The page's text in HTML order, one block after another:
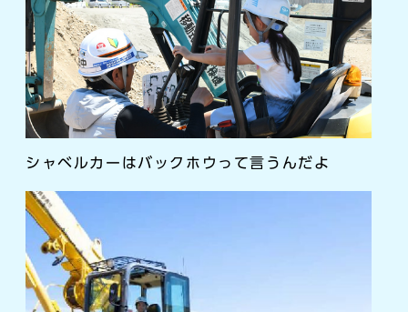
シャベルカーはバックホウって言うんだよ